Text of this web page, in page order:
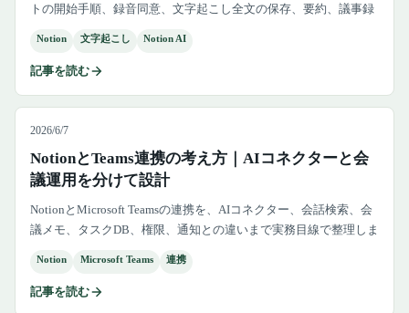
トの開始手順、録音同意、文字起こし全文の保存、要約、議事録
Notion 文字起こし Notion AI
記事を読む
2026/6/7
NotionとTeams連携の考え方｜AIコネクターと会
議運用を分けて設計
NotionとMicrosoft Teamsの連携を、AIコネクター、会話検索、会
議メモ、タスクDB、権限、通知との違いまで実務目線で整理しま
Notion Microsoft Teams 連携
記事を読む